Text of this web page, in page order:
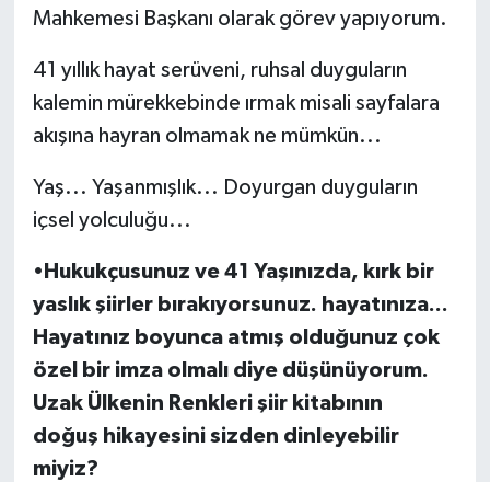
Mahkemesi Başkanı olarak görev yapıyorum.
41 yıllık hayat serüveni, ruhsal duyguların
kalemin mürekkebinde ırmak misali sayfalara
akışına hayran olmamak ne mümkün...
Yaş... Yaşanmışlık... Doyurgan duyguların
içsel yolculuğu...
• Hukukçusunuz ve 41 Yaşınızda, kırk bir
yaslık şiirler bırakıyorsunuz. hayatınıza...
Hayatınız boyunca atmış olduğunuz çok
özel bir imza olmalı diye düşünüyorum.
Uzak Ülkenin Renkleri şiir kitabının
doğuş hikayesini sizden dinleyebilir
miyiz?